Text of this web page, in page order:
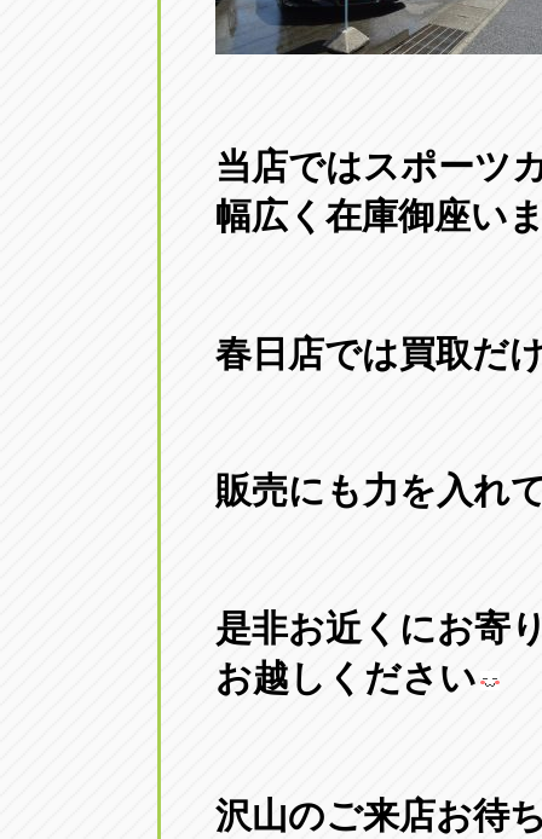
当店ではスポーツ
幅広く在庫御座い
春日店では買取だ
販売にも力を入れ
是非お近くにお寄
お越しください
沢山のご来店お待